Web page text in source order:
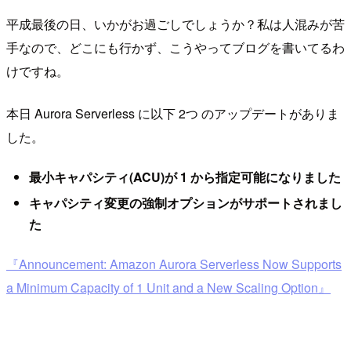
平成最後の日、いかがお過ごしでしょうか？私は人混みが苦
手なので、どこにも行かず、こうやってブログを書いてるわ
けですね。
本日 Aurora Serverless に以下 2つ のアップデートがありま
した。
最小キャパシティ(ACU)が 1 から指定可能になりました
キャパシティ変更の強制オプションがサポートされまし
た
『Announcement: Amazon Aurora Serverless Now Supports
a Minimum Capacity of 1 Unit and a New Scaling Option』